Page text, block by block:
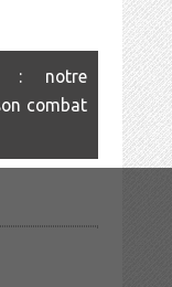
: notre
combat